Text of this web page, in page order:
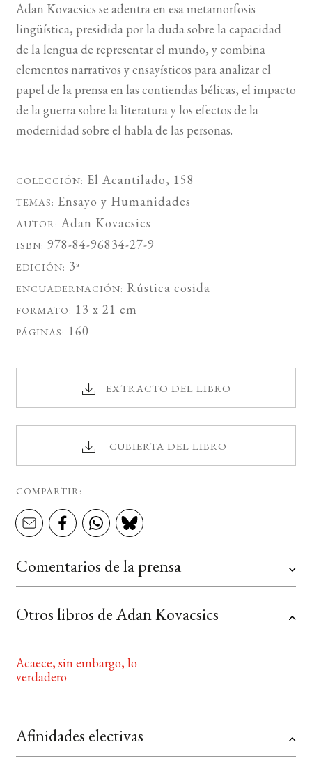
Adan Kovacsics se adentra en esa metamorfosis
lingüística, presidida por la duda sobre la capacidad
de la lengua de representar el mundo, y combina
elementos narrativos y ensayísticos para analizar el
papel de la prensa en las contiendas bélicas, el impacto
de la guerra sobre la literatura y los efectos de la
modernidad sobre el habla de las personas.
COLECCIÓN: El Acantilado, 158
TEMAS: Ensayo y Humanidades
AUTOR: Adan Kovacsics
ISBN: 978-84-96834-27-9
EDICIÓN: 3ª
ENCUADERNACIÓN: Rústica cosida
FORMATO: 13 x 21 cm
PÁGINAS: 160
EXTRACTO DEL LIBRO
CUBIERTA DEL LIBRO
COMPARTIR:
Comentarios de la prensa
Otros libros de Adan Kovacsics
Acaece, sin embargo, lo
verdadero
Afinidades electivas